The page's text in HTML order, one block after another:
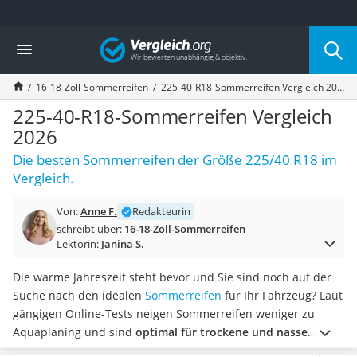
Die beliebtesten Vergleiche nach Kategorie
Auto & Motor
Fahrradträger-Anhängerkupplung (4 Fahrräder)
Fahrradträger
Fahrradträger (Anhängerkupplung)
Fahrradträger 3 Fahrräder
Benzinkanister (20 l)
Dashcam
Fahrradträger E-Bike
Marderschreck
Wagenheber 3t
AGM-Batterie Wohnmobil
Thule-Fahrradträger
FM-Transmitter
Sommerreifen 205/55 R16
Autobatterie-Ladegerät
Starthilfe mit Kompressor
Vergleich
16-18-Zoll-Sommerreifen 225-40-R18-Sommerreifen Vergleich 2026
225-40-R18-Sommerreifen Vergleich
2026
Die besten Sommerreifen der Größe 225/40 R18 im
Vergleich.
Von:Anne F.
Redakteurin
schreibt über: 16-18-Zoll-Sommerreifen
Lektorin: Janina S.
Die warme Jahreszeit steht bevor und Sie sind noch auf der
Suche nach den idealen Sommerreifen für Ihr Fahrzeug? Laut
gängigen Online-Tests neigen Sommerreifen weniger zu
Aquaplaning und sind optimal für trockene und nasse
Fahrbahnengeeignet. Unter anderem sollten Sie bei der